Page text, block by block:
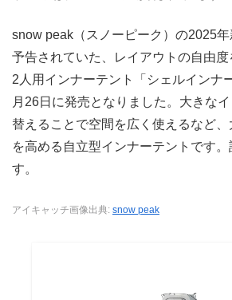
snow peak（スノーピーク）の2025
予告されていた、レイアウトの自由
2人用インナーテント「シェルインナ
月26日に発売となりました。大きな
替えることで空間を広く使えるなど
を高める自立型インナーテントです
す。
アイキャッチ画像出典: snow peak